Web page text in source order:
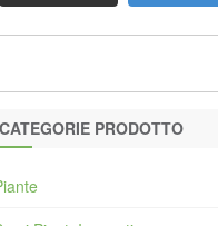
PRODOTTO